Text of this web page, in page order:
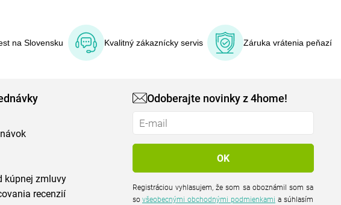
na Slovensku Kvalitný zákaznícky servis Záruka vrátenia peňazí
kúpnej zmluvy
recenzií
Odoberajte novinky z 4home!
Registráciou vyhlasujem, že som sa oboznámil som sa
sovšeobecnými obchodnými podmienkami a súhlasím